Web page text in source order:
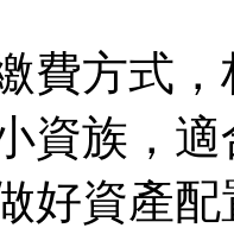
費方式
資族，
好資產